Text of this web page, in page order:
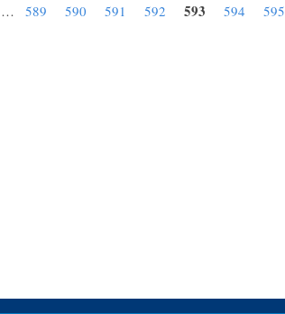
… 589 590 591 592 593 594 595